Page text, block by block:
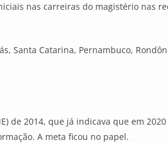
nas carreiras do magistério nas
Santa Catarina, Pernambuco,
de 2014, que já indicava que em
A meta ficou no papel.